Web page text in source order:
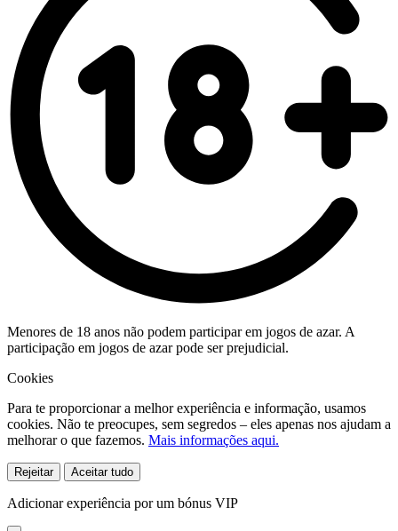
Menores de 18 anos não podem participar em jogos de azar. A
participação em jogos de azar pode ser prejudicial.
Cookies
Para te proporcionar a melhor experiência e informação, usamos
cookies. Não te preocupes, sem segredos – eles apenas nos ajudam a
melhorar o que fazemos. Mais informações aqui.
Rejeitar Aceitar tudo
Adicionar experiência por um bónus VIP